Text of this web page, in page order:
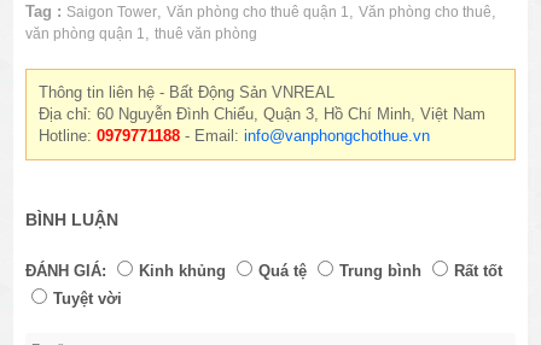
Tag : Saigon Tower ,Văn phòng cho thuê quận 1 ,Văn phòng cho thuê
văn phòng quận 1 ,thuê văn phòng
Thông tin liên hệ - Bất Động Sản VNREAL
Địa chỉ: 60 Nguyễn Đình Chiểu, Quận 3, Hồ Chí Minh, Việt Nam
Hotline:0979771188 - Email:info@vanphongchothue.vn
BÌNH LUẬN
ĐÁNH GIÁ: Kinh khủng Quá tệ Trung bình
Rất tốt
Tuyệt vời